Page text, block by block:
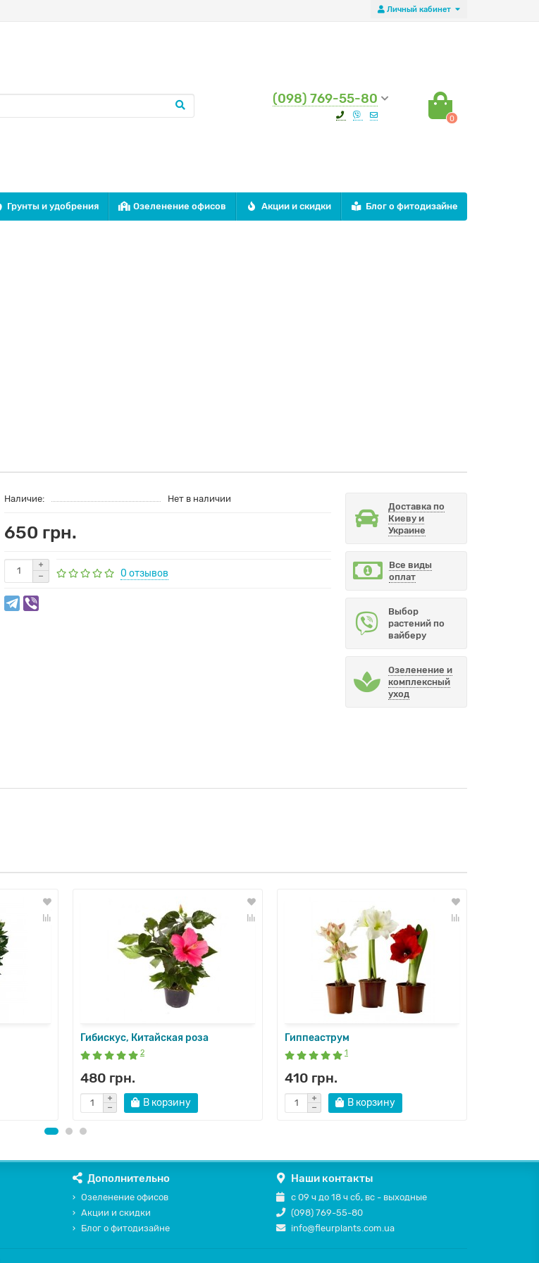
Личный кабинет
(098) 769-55-80
0
Грунты и удобрения Озеленение офисов Акции и скидки Блог о фитодизайне
Наличие: Нет в наличии
650 грн.
0 отзывов
Доставка по
Киеву и
Украине
Все виды
оплат
Выбор
растений по
вайберу
Озеленение и
комплексный
уход
Гибискус, Китайская роза
2
480 грн.
В корзину
Гиппеаструм
1
410 грн.
В корзину
Дополнительно
Озеленение офисов
Акции и скидки
Блог о фитодизайне
Наши контакты
с 09 ч до 18 ч сб, вс - выходные
(098) 769-55-80
info@fleurplants.com.ua